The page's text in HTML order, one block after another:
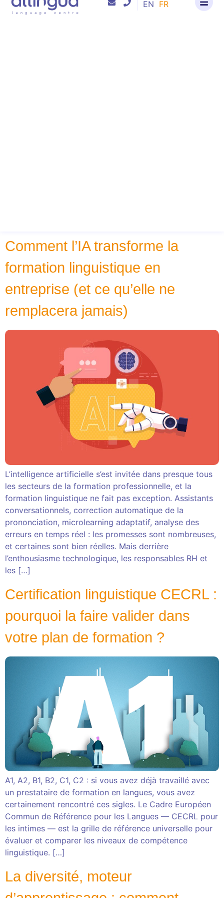
EN FR
Comment l’IA transforme la
formation linguistique en
entreprise (et ce qu’elle ne
remplacera jamais)
L’intelligence artificielle s’est invitée dans presque tous
les secteurs de la formation professionnelle, et la
formation linguistique ne fait pas exception. Assistants
conversationnels, correction automatique de la
prononciation, microlearning adaptatif, analyse des
erreurs en temps réel : les promesses sont nombreuses,
et certaines sont bien réelles. Mais derrière
l’enthousiasme technologique, les responsables RH et
les […]
Certification linguistique CECRL :
pourquoi la faire valider dans
votre plan de formation ?
A1, A2, B1, B2, C1, C2 : si vous avez déjà travaillé avec
un prestataire de formation en langues, vous avez
certainement rencontré ces sigles. Le Cadre Européen
Commun de Référence pour les Langues — CECRL pour
les intimes — est la grille de référence universelle pour
évaluer et comparer les niveaux de compétence
linguistique. […]
La diversité, moteur